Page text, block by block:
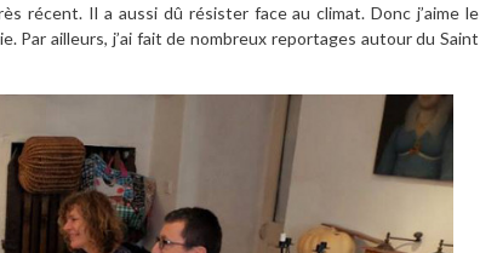
récent. Il a aussi dû résister face au climat. Donc j’aime le
Par ailleurs, j’ai fait de nombreux reportages autour du Saint